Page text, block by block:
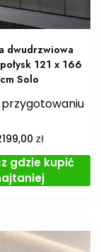
dwudrzwiowa
121 x 166
cm Solo
zł
gdzie kupić